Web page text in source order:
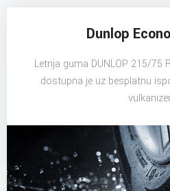
Dunlop
Letnja guma DUNLOP 215/75
dostupna je uz besplatnu